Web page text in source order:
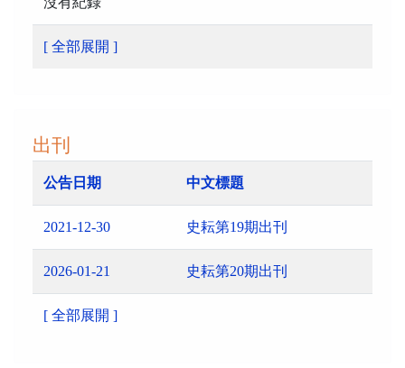
[ 全部展開 ]
出刊
公告日期 中文標題
2021-12-30 史耘第19期出刊
2026-01-21 史耘第20期出刊
[ 全部展開 ]